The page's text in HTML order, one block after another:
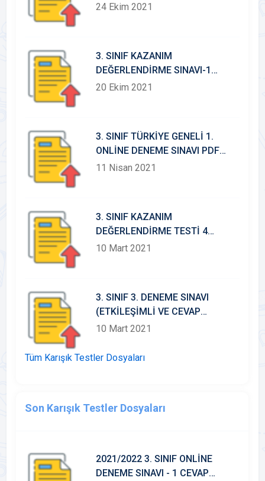
ANAHTARI
24 Ekim 2021
3. SINIF KAZANIM
DEĞERLENDİRME SINAVI-1
(ETKİLEŞİMLİ)
20 Ekim 2021
3. SINIF TÜRKİYE GENELİ 1.
ONLİNE DENEME SINAVI PDF
DOSYASI
11 Nisan 2021
3. SINIF KAZANIM
DEĞERLENDİRME TESTİ 4
(ETKİLEŞİMLİ VE CEVAP
10 Mart 2021
3. SINIF 3. DENEME SINAVI
(ETKİLEŞİMLİ VE CEVAP
ANAHTARLI)
10 Mart 2021
Tüm Karışık Testler Dosyaları
Son Karışık Testler Dosyaları
2021/2022 3. SINIF ONLİNE
DENEME SINAVI - 1 CEVAP